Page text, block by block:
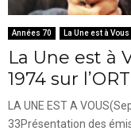
Années 70 La Une est à Vous
La Une est à
1974 sur
LA UNE EST A
33Présentation des